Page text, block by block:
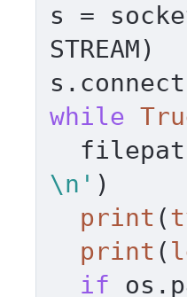
s =
STREAM)
while
\n' )
print (
print (
if